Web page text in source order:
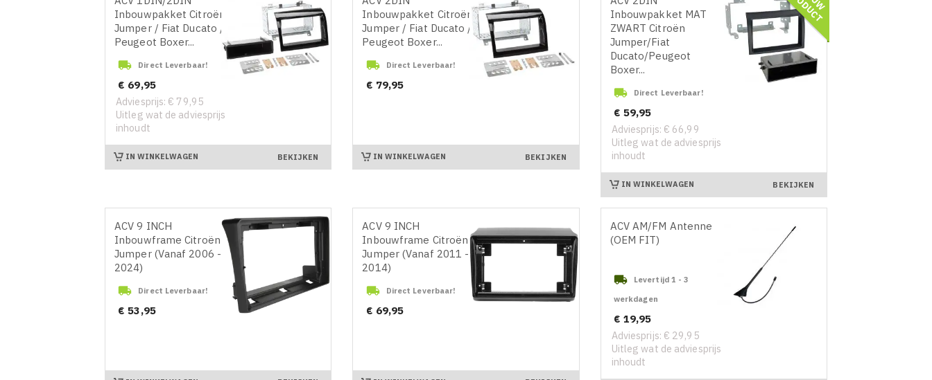
Inbouwpakket Citroën
Jumper / Fiat Ducato /
Peugeot Boxer...
 Direct Leverbaar!
Prijs
€ 69,95
Adviesprijs: € 79,95
Uitleg wat de adviesprijs
inhoudt
IN WINKELWAGEN BEKIJKEN
Inbouwpakket Citroën
Jumper / Fiat Ducato /
Peugeot Boxer...
 Direct Leverbaar!
Prijs
€ 79,95
IN WINKELWAGEN BEKIJKEN
Inbouwpakket MAT
ZWART Citroën
Jumper/Fiat
Ducato/Peugeot
Boxer...
 Direct Leverbaar!
Prijs
€ 59,95
Adviesprijs: € 66,99
Uitleg wat de adviesprijs
inhoudt
IN WINKELWAGEN BEKIJKEN
ACV 9 INCH
Inbouwframe Citroën
Jumper (Vanaf 2006 -
2024)
 Direct Leverbaar!
Prijs
€ 53,95
ACV 9 INCH
Inbouwframe Citroën
Jumper (Vanaf 2011 -
2014)
 Direct Leverbaar!
Prijs
€ 69,95
ACV AM/FM Antenne
(OEM FIT)

Levertijd 1 - 3
werkdagen
Prijs
€ 19,95
Adviesprijs: € 29,95
Uitleg wat de adviesprijs
inhoudt